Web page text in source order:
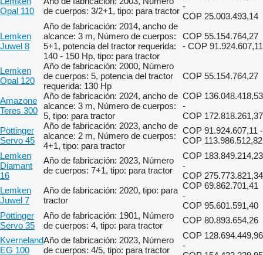
Opal 110
de cuerpos: 3/2+1, tipo: para tractor -
COP 25.003.493,14
Lemken
Juwel 8
Año de fabricación: 2014, ancho de
alcance: 3 m, Número de cuerpos:
5+1, potencia del tractor requerida:
140 - 150 Hp, tipo: para tractor
COP 55.154.764,27
- COP 91.924.607,11
Lemken
Opal 120
Año de fabricación: 2000, Número
de cuerpos: 5, potencia del tractor
requerida: 130 Hp
COP 55.154.764,27
Amazone
Teres 300
Año de fabricación: 2024, ancho de
alcance: 3 m, Número de cuerpos:
5, tipo: para tractor
COP 136.048.418,53
-
COP 172.818.261,37
Pöttinger
Servo 45
Año de fabricación: 2023, ancho de
alcance: 2 m, Número de cuerpos:
4+1, tipo: para tractor
COP 91.924.607,11 -
COP 113.986.512,82
Lemken
Diamant
16
Año de fabricación: 2023, Número
de cuerpos: 7+1, tipo: para tractor
COP 183.849.214,23
-
COP 275.773.821,34
Lemken
Juwel 7
Año de fabricación: 2020, tipo: para
tractor
COP 69.862.701,41
-
COP 95.601.591,40
Pöttinger
Servo 35
Año de fabricación: 1901, Número
de cuerpos: 4, tipo: para tractor
COP 80.893.654,26
Kverneland
EG 100
Año de fabricación: 2023, Número
de cuerpos: 4/5, tipo: para tractor
COP 128.694.449,96
-